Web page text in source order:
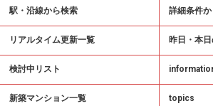
駅・沿線から検索 詳細条件
リアルタイム更新一覧 昨日・本
検討中リスト
新築マンション一覧 topics